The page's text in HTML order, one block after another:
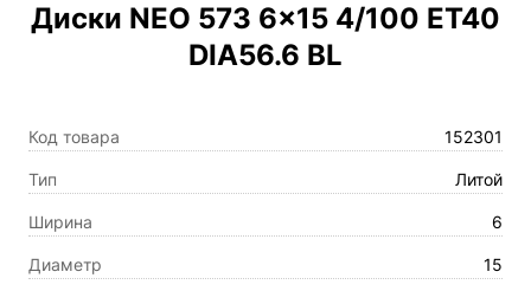
Диски NEO 573 6×15 4/100 ET40
DIA56.6 BL
Код товара 152301
Тип Литой
Ширина 6
Диаметр 15